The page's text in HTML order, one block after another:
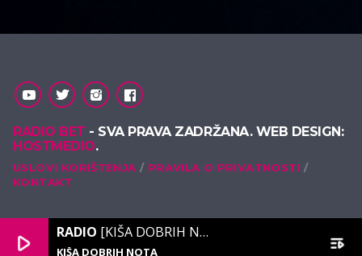
RADIO BET - SVA PRAVA ZADRŽANA. WEB DESIGN:
HOSTMEDIO.
USLOVI KORIŠTENJA
PRAVILA O PRIVATNOSTI
KONTAKT
play_arrow RADIO [KIŠA DOBRIH NOTA]
KIŠA DOBRIH NOTA playlist_play